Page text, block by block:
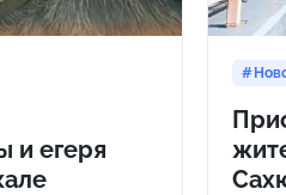
и егеря